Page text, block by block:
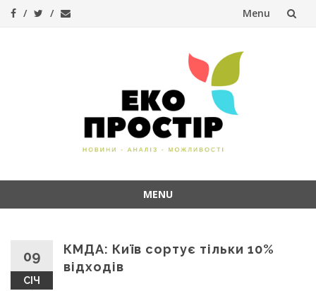
Menu
MENU
09
СІЧ
КМДА: Київ сортує тільки 10%
відходів